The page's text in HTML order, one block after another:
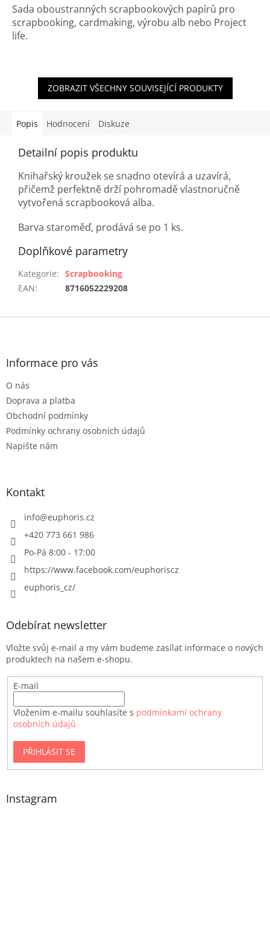
Sada oboustranných scrapbookových papírů pro
scrapbooking, cardmaking, výrobu alb nebo Project
life.
ZOBRAZIT VŠECHNY SOUVISEJÍCÍ PRODUKTY
Popis Hodnocení Diskuze
Detailní popis produktu
Knihařský kroužek se snadno otevírá a uzavírá,
přičemž perfektně drží pohromadě vlastnoručně
vytvořená scrapbooková alba.
Barva staroměď, prodává se po 1 ks.
Doplňkové parametry
Kategorie: Scrapbooking
EAN: 8716052229208
Z
Informace pro vás
O nás
Doprava a platba
Obchodní podmínky
Podmínky ochrany osobních údajů
Napište nám
Kontakt
info@euphoris.cz
+420 773 661 986
Po-Pá 8:00 - 17:00
https://www.facebook.com/euphoriscz
euphoris_cz/
Odebírat newsletter
Vložte svůj e-mail a my vám budeme zasílat informace o nových
produktech na našem e-shopu.
E-mail
Vložením e-mailu souhlasíte s podmínkami ochrany
osobních údajů
PŘIHLÁSIT SE
Instagram